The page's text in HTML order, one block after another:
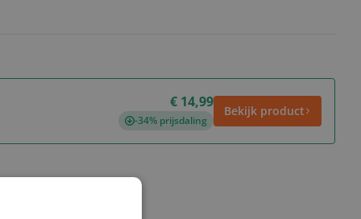
€ 14,99
-34% prijsdaling
Bekijk product